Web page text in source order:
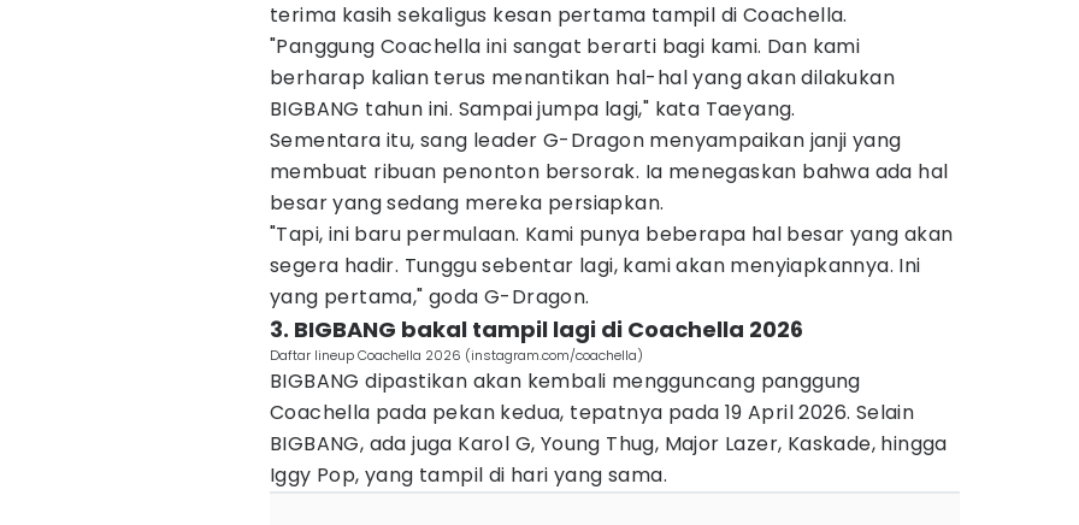
terima kasih sekaligus kesan pertama tampil di Coachella.
"Panggung Coachella ini sangat berarti bagi kami. Dan kami
berharap kalian terus menantikan hal-hal yang akan dilakukan
BIGBANG tahun ini. Sampai jumpa lagi," kata Taeyang.
Sementara itu, sang leader G-Dragon menyampaikan janji yang
membuat ribuan penonton bersorak. Ia menegaskan bahwa ada hal
besar yang sedang mereka persiapkan.
"Tapi, ini baru permulaan. Kami punya beberapa hal besar yang akan
segera hadir. Tunggu sebentar lagi, kami akan menyiapkannya. Ini
yang pertama," goda G-Dragon.
3. BIGBANG bakal tampil lagi di Coachella 2026
Daftar lineup Coachella 2026 (instagram.com/coachella)
BIGBANG dipastikan akan kembali mengguncang panggung
Coachella pada pekan kedua, tepatnya pada 19 April 2026. Selain
BIGBANG, ada juga Karol G, Young Thug, Major Lazer, Kaskade, hingga
Iggy Pop, yang tampil di hari yang sama.